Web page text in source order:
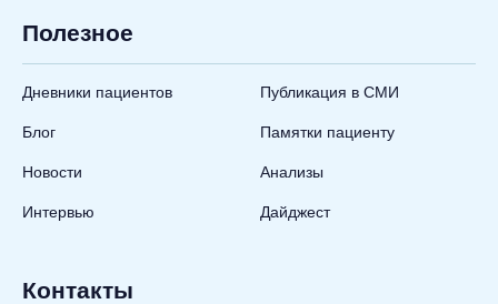
Полезное
Дневники пациентов
Блог
Новости
Интервью
Публикация в СМИ
Памятки пациенту
Анализы
Дайджест
Контакты